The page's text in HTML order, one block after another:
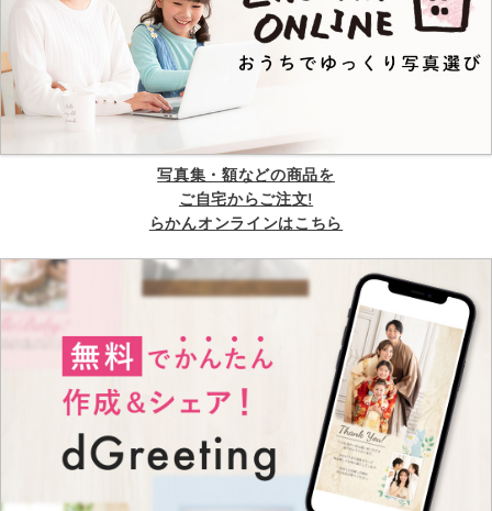
写真集・額などの商品を
ご自宅からご注文!
らかんオンラインはこちら